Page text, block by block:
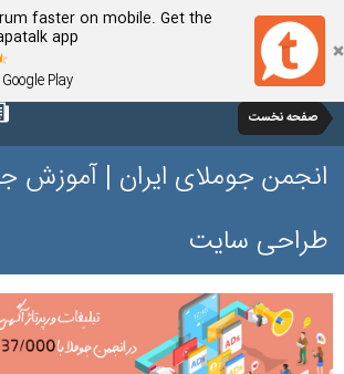
faster on mobile. Get the
app?
Play
صفحه نخست
انجمن جوملای ایران | آموزش
طراحی سایت